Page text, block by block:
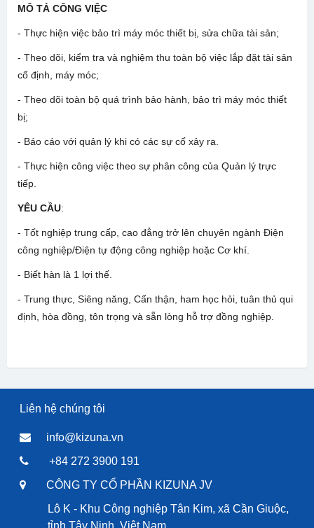
MÔ TẢ CÔNG VIỆC
- Thực hiện việc bảo trì máy móc thiết bị, sửa chữa tài sản;
- Theo dõi, kiểm tra và nghiệm thu toàn bộ việc lắp đặt tài sản
cố định, máy móc;
- Theo dõi toàn bộ quá trình bảo hành, bảo trì máy móc thiết
bị;
- Báo cáo với quản lý khi có các sự cố xảy ra.
- Thực hiện công việc theo sự phân công của Quản lý trực
tiếp.
YÊU CẦU:
- Tốt nghiệp trung cấp, cao đẳng trở lên chuyên ngành Điện
công nghiệp/Điện tự động công nghiệp hoặc Cơ khí.
- Biết hàn là 1 lợi thế.
- Trung thực, Siêng năng, Cẩn thận, ham học hỏi, tuân thủ qui
định, hòa đồng, tôn trọng và sẵn lòng hỗ trợ đồng nghiệp.
Liên hệ chúng tôi
info@kizuna.vn
+84 272 3900 191
CÔNG TY CỔ PHẦN KIZUNA JV
Lô K - Khu Công nghiệp Tân Kim, xã Cần Giuộc,
tỉnh Tây Ninh, Việt Nam